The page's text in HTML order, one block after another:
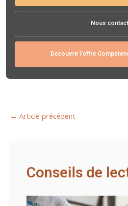
Nous
Découvrir l’offre
← Article précédent
Conseils de